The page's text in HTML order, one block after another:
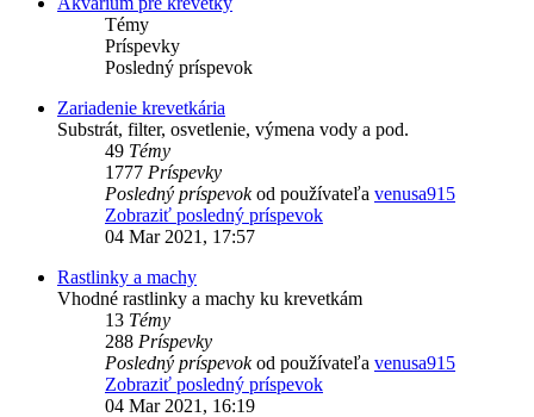
Témy
Príspevky
Posledný príspevok
Zariadenie krevetkária
Substrát, filter, osvetlenie, výmena vody a pod.
49 Témy
1777 Príspevky
Posledný príspevokod používateľa venusa915
Zobraziť posledný príspevok
04 Mar 2021, 17:57
Rastlinky a machy
Vhodné rastlinky a machy ku krevetkám
13 Témy
288 Príspevky
Posledný príspevokod používateľa venusa915
Zobraziť posledný príspevok
04 Mar 2021, 16:19